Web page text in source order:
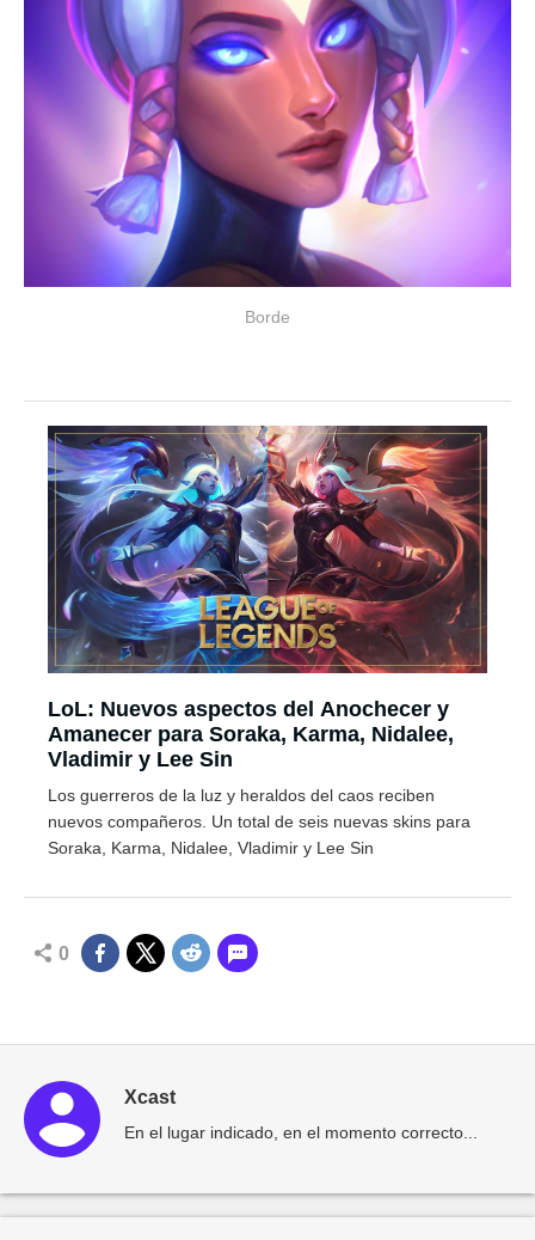
Borde
LoL: Nuevos aspectos del Anochecer y
Amanecer para Soraka, Karma, Nidalee,
Vladimir y Lee Sin
Los guerreros de la luz y heraldos del caos reciben
nuevos compañeros. Un total de seis nuevas skins para
Soraka, Karma, Nidalee, Vladimir y Lee Sin
0
Xcast
En el lugar indicado, en el momento correcto...